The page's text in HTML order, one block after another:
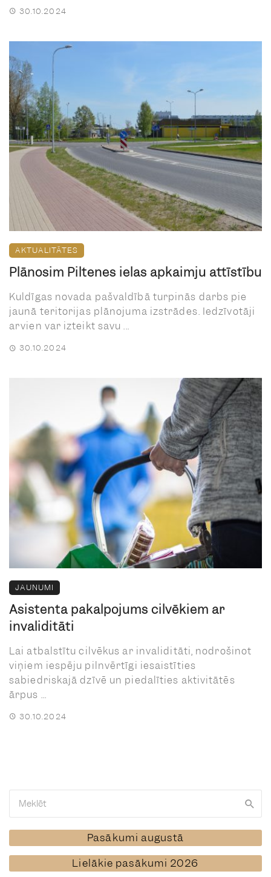
30.10.2024
AKTUALITĀTES
Plānosim Piltenes ielas apkaimju attīstību
Kuldīgas novada pašvaldībā turpinās darbs pie
jaunā teritorijas plānojuma izstrādes. Iedzīvotāji
arvien var izteikt savu ...
30.10.2024
JAUNUMI
Asistenta pakalpojums cilvēkiem ar
invaliditāti
Lai atbalstītu cilvēkus ar invaliditāti, nodrošinot
viņiem iespēju pilnvērtīgi iesaistīties
sabiedriskajā dzīvē un piedalīties aktivitātēs
ārpus ...
30.10.2024
Pasākumi augustā
Lielākie pasākumi 2026